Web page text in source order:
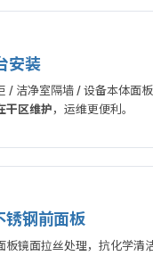
安装
/ 洁净室隔墙 / 设备本体面
干区维护，运维更便利。
钢前面板
板镜面拉丝处理，抗化学清